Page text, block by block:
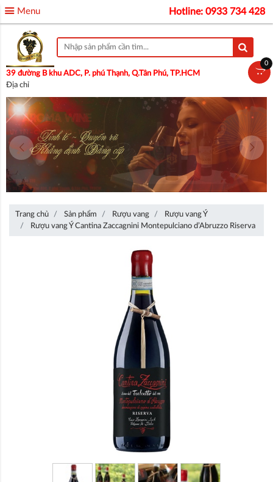
Menu Hotline: 0933 734 428
39 đường B khu ADC, P. phú Thạnh, Q.Tân Phú, TP.HCM
Địa chỉ
Trang chủ Sản phẩm Rượu vang
Rượu vang Ý
Rượu vang Ý Cantina Zaccagnini Montepulciano d’Abruzzo Riserva
0